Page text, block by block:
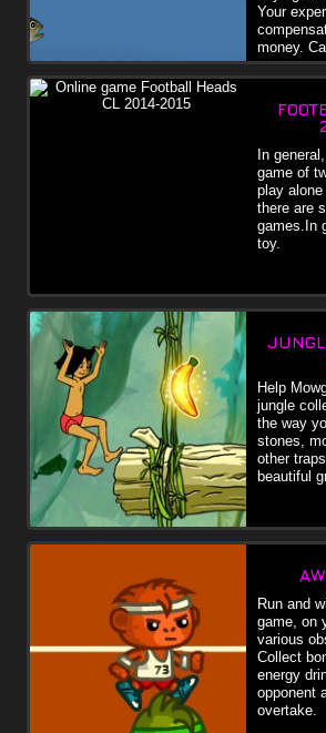
Your
money.
In
game of
play alone
there are
games.In
toy.
Help
jungle
the way
stones,
other
beautiful
Run and
game, on
various
Collect
energy
opponent
overtake.